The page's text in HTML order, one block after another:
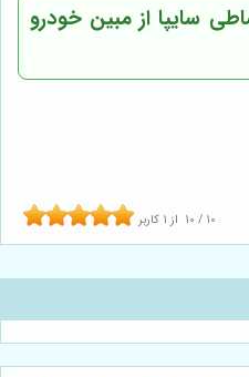
سایپا از مبین خودرو
10 / 10 از 1 کاربر